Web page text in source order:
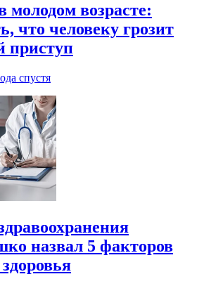
возрасте:
что человеку грозит
приступ
спустя
назвал 5 факторов